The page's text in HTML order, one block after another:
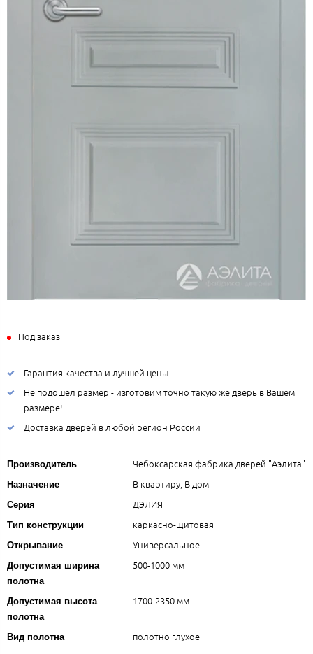
Под заказ
Гарантия качества и лучшей цены
Не подошел размер - изготовим точно такую же дверь в Вашем
размере!
Доставка дверей в любой регион России
Производитель Чебоксарская фабрика дверей "Аэлита"
Назначение В квартиру, В дом
Серия ДЭЛИЯ
Тип конструкции каркасно-щитовая
Открывание Универсальное
Допустимая ширина
полотна
500-1000 мм
Допустимая высота
полотна
1700-2350 мм
Вид полотна полотно глухое